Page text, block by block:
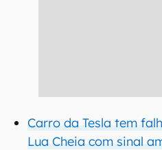
Carro da Tesla tem
Lua Cheia com sinal